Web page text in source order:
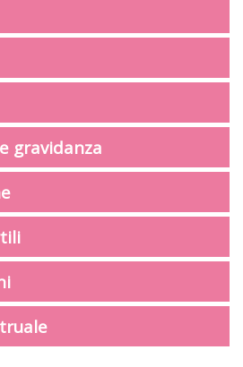
gravidanza